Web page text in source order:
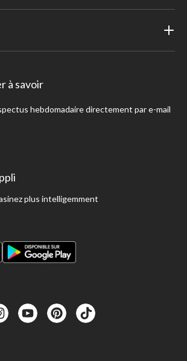
à savoir
hebdomadaire directement par e-mail
plus intelligemment